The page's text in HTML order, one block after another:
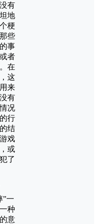
有
地
梗
些
事
者
在
这
来
有
况
行
结
戏
或
了
”一
种
意